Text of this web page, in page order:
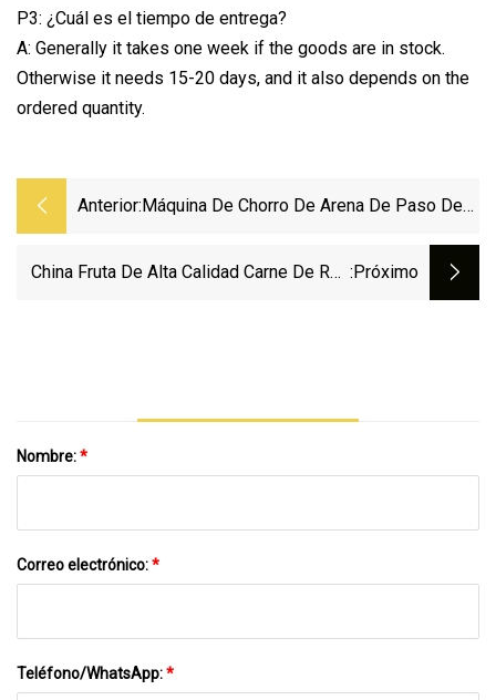
P3: ¿Cuál es el tiempo de entrega?
A: Generally it takes one week if the goods are in stock.
Otherwise it needs 15-20 days, and it also depends on the
ordered quantity.
Anterior:Máquina De Chorro De Arena De Paso De
Energía De Meihui
China Fruta De Alta Calidad Carne De Res
Alimentos
:próximo
Nombre:*
Correo electrónico:*
Teléfono/WhatsApp:*